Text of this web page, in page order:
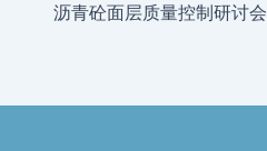
沥青砼面层质量控制研讨